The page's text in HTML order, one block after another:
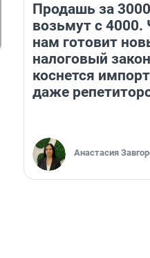
Продашь за
возьмут с 4000.
нам готовит
налоговый
коснется
даже
Анастасия